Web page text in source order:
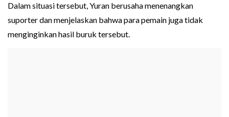
Dalam situasi tersebut, Yuran berusaha menenangkan
suporter dan menjelaskan bahwa para pemain juga tidak
menginginkan hasil buruk tersebut.